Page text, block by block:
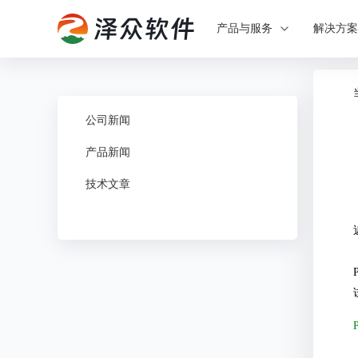
产品与服务 解决方
公司新闻
产品新闻
技术文章